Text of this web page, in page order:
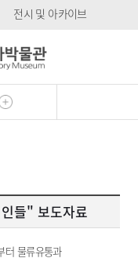
전시 및 아카이브
들" 보도자료
터 물류유통과